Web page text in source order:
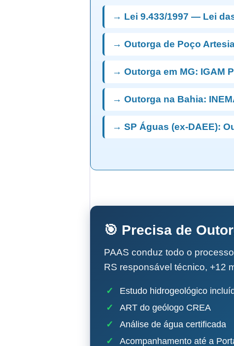
→ Lei 9.433/1997 — Lei
→ Outorga de Poço
→ Outorga em MG: IGAM
→ Outorga na Bahia:
→ SP Águas (ex-DAEE):
🎯 Precisa de
PAAS conduz todo o
RS responsável técnico, +12
✓
Estudo hidrogeológico
✓
ART do geólogo CREA
✓
Análise de água certificada
✓
Acompanhamento até a